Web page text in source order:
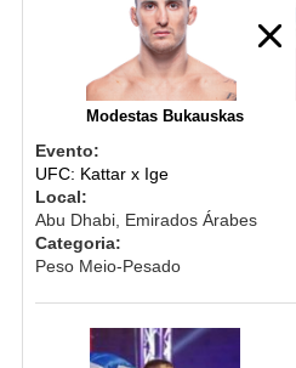
Modestas Bukauskas
Evento:
UFC: Kattar x Ige
Local:
Abu Dhabi, Emirados Árabes
Categoria:
Peso Meio-Pesado